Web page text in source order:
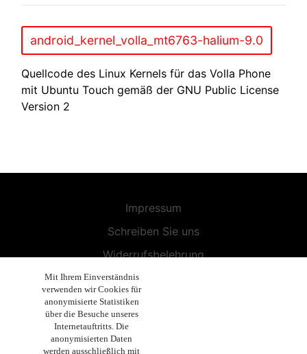
android_kernel_volla_mt6763-halium-9.0
Quellcode des Linux Kernels für das Volla Phone
mit Ubuntu Touch gemäß der GNU Public License
Version 2
Impressum
Schreiben Sie uns
Widerrufsbelehrung
Allgemeine Geschäftsbedingungen
Endbenutzer-Lizenzvereinbarung
Datenschutzerklärung
Geschäftsethik
Mit Ihrem Einverständnis
verwenden wir Cookies für
anonymisierte Statistiken
über die Besuche unseres
Internetauftritts. Die
anonymisierten Daten
werden ausschließlich mit